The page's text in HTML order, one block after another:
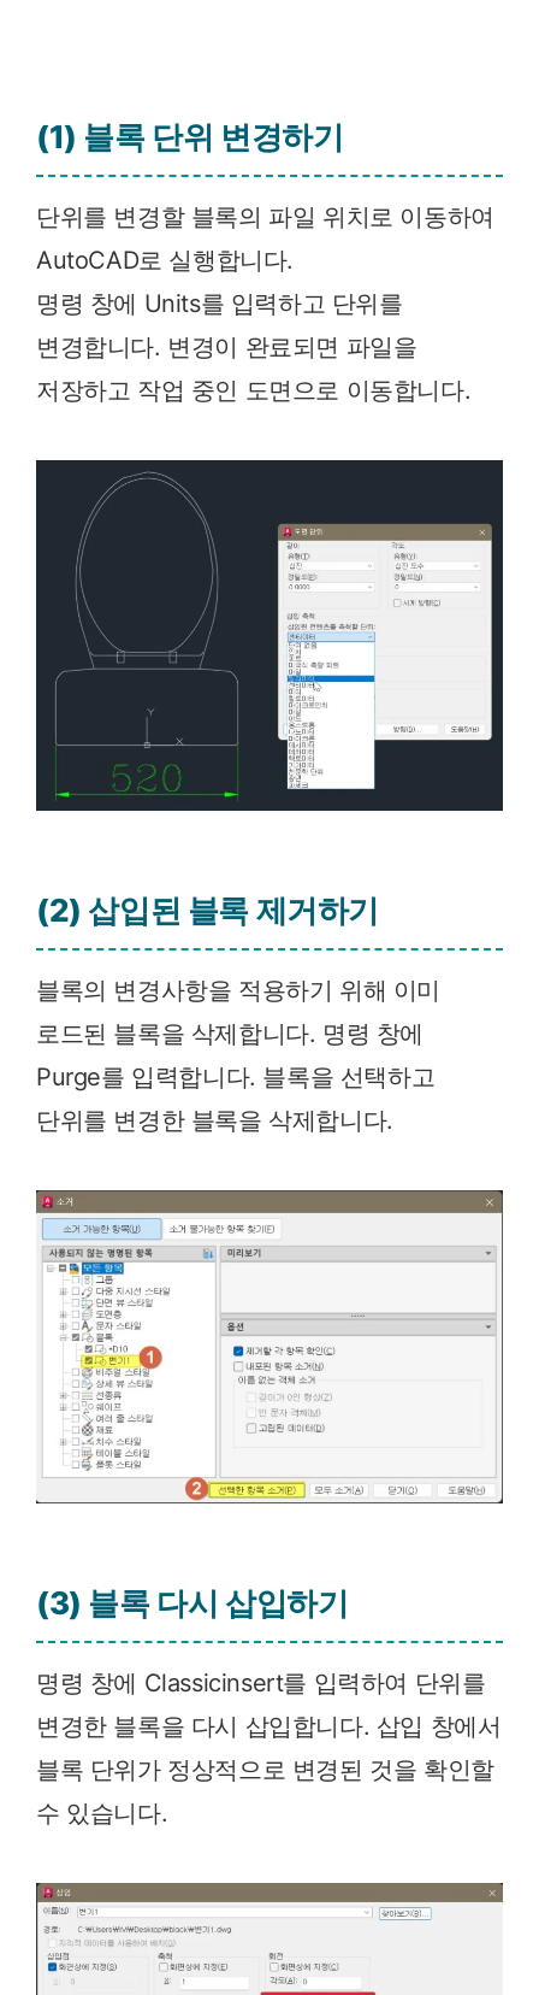
(1) 블록 단위 변경하기
단위를 변경할 블록의 파일 위치로 이동하여
AutoCAD로 실행합니다.
명령 창에 Units를 입력하고 단위를
변경합니다. 변경이 완료되면 파일을
저장하고 작업 중인 도면으로 이동합니다.
(2) 삽입된 블록 제거하기
블록의 변경사항을 적용하기 위해 이미
로드된 블록을 삭제합니다. 명령 창에
Purge를 입력합니다. 블록을 선택하고
단위를 변경한 블록을 삭제합니다.
(3) 블록 다시 삽입하기
명령 창에 Classicinsert를 입력하여 단위를
변경한 블록을 다시 삽입합니다. 삽입 창에서
블록 단위가 정상적으로 변경된 것을 확인할
수 있습니다.